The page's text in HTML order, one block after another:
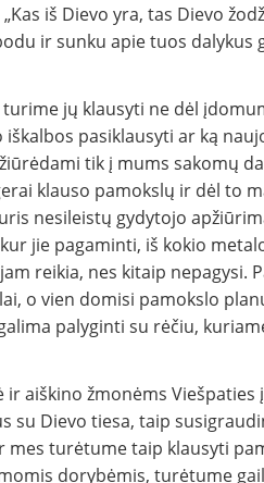
iš Dievo yra, tas Dievo
ir sun­ku apie tuos dalykus
jų klausyti ne dėl
pasiklausyti ar ką
tik į mums sakomų
klauso pamokslų ir dėl to
nesileistų gydytojo
jie pagaminti, iš ko­kio
reikia, nes kitaip nepagysi.
o vien domisi pamokslo
palyginti su rėčiu,
ir aiškino žmonėms Viešpaties
su Dievo tiesa, taip
turėtume taip klausyti
dorybėmis, turėtume